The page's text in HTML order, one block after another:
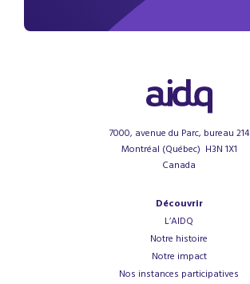
7000, avenue du Parc, bureau 214
Montréal (Québec) H3N 1X1
Canada
Découvrir
L’AIDQ
Notre histoire
Notre impact
Nos instances participatives